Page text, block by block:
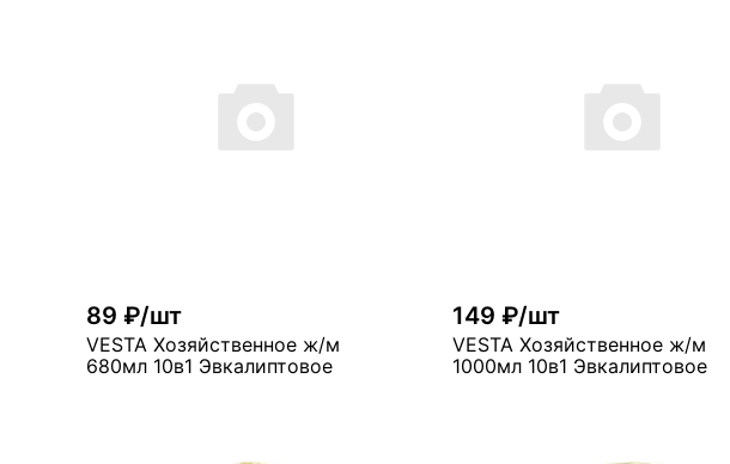
89 ₽/шт
VESTA Хозяйственное ж/м
680мл 10в1 Эвкалиптовое
149 ₽/шт
VESTA Хозяйственное ж/м
1000мл 10в1 Эвкалиптовое